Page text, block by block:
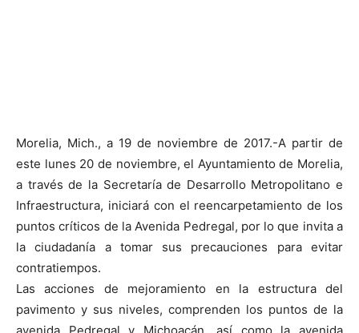
Morelia, Mich., a 19 de noviembre de 2017.-A partir de
este lunes 20 de noviembre, el Ayuntamiento de Morelia,
a través de la Secretaría de Desarrollo Metropolitano e
Infraestructura, iniciará con el reencarpetamiento de los
puntos críticos de la Avenida Pedregal, por lo que invita a
la ciudadanía a tomar sus precauciones para evitar
contratiempos.
Las acciones de mejoramiento en la estructura del
pavimento y sus niveles, comprenden los puntos de la